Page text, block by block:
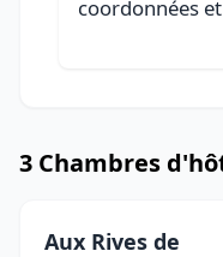
coordonnées
3 Chambres
Aux Rives de